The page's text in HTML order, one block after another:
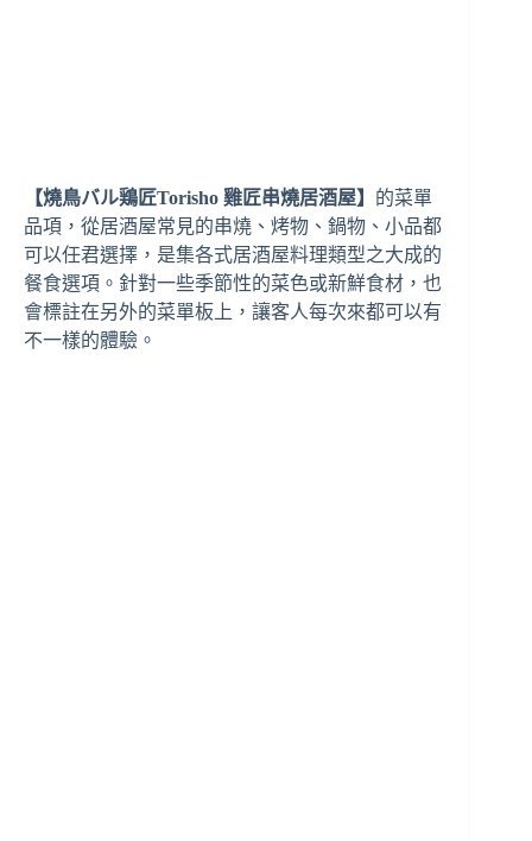
【燒鳥バル鶏匠Torisho 雞匠串燒居酒屋】 的菜單
品項，從居酒屋常見的串燒、烤物、鍋物、小品都
可以任君選擇，是集各式居酒屋料理類型之大成的
餐食選項。針對一些季節性的菜色或新鮮食材，也
會標註在另外的菜單板上，讓客人每次來都可以有
不一樣的體驗。